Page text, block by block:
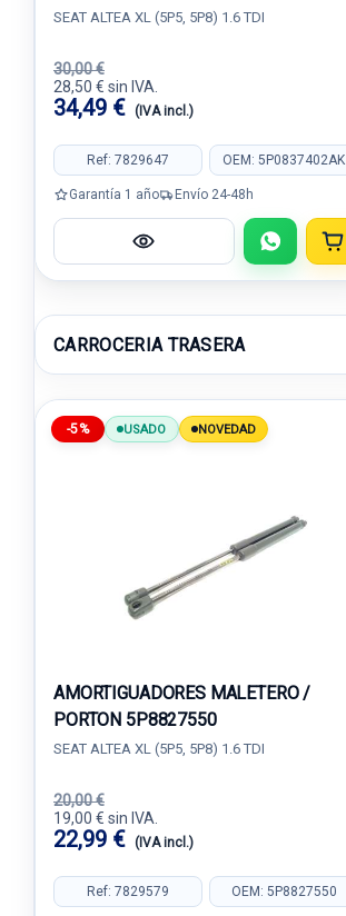
SEAT ALTEA XL (5P5, 5P8) 1.6 TDI
30,00 €
28,50 € sin IVA.
34,49 € (IVA incl.)
Ref: 7829647 OEM: 5P0837402AK
Garantía 1 año Envío 24-48h
CARROCERIA TRASERA
-5% USADO NOVEDAD
AMORTIGUADORES MALETERO /
PORTON 5P8827550
SEAT ALTEA XL (5P5, 5P8) 1.6 TDI
20,00 €
19,00 € sin IVA.
22,99 € (IVA incl.)
Ref: 7829579 OEM: 5P8827550